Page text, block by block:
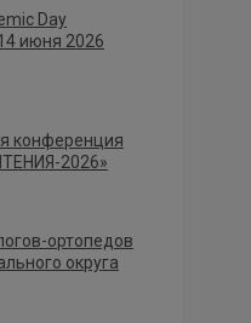
Day
июня 2026
конференция
2026»
ортопедов
округа